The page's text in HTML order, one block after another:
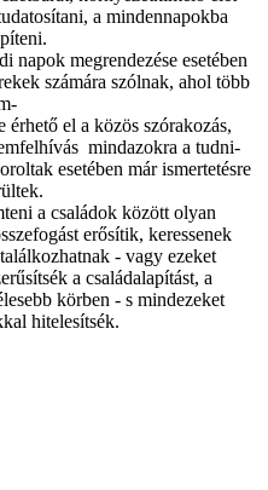
a mindennapokba
megrendezése esetében
számára szólnak, ahol több
el a közös szórakozás,
mindazokra a tudni-
esetében már ismertetésre
a családok között olyan
erősítik, keressenek
- vagy ezeket
a családalapítást, a
körben - s mindezeket
hitelesítsék.